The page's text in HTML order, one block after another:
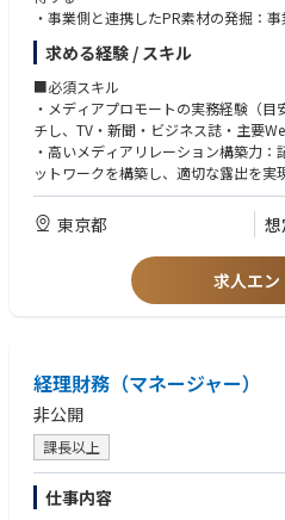
基盤の確立
【組織構成】
リスクマネジメント部 部長1名（コ
ジション
‐法務
マネージャー1名 30代中盤
リーダー ←募集中
メンバー2名 30前半、20代中盤
業務委託・派遣4名 30～40代
‐総務
リーダー1名 40代前半
メンバー2名 40代前半、20代中
・地道な仕組み化へのコミットメン
値を守り抜くミッションに誇りを持っ
な仕組み作りに情熱を注げるマインド
・事業側と連携したPR素材の発掘：
タを引き出して言語化し、実行まで担う
・広報実務：プレスリリース等の企画
・認知拡大施策：イベント/ウェビナー
・効果測定と横展開：掲載クリッピン
提案
・守りの広報業務：公式SNS・サイ
理
を広げる可能性があります。
事業部サイドとの兼任 1名
求める経験 / スキル
■必須スキル
・メディアプロモートの実務経験（
チし、TV・新聞・ビジネス誌・主要
・高いメディアリレーション構築力
ットワークを構築し、適切な露出を実
・高度な文章力/編集力：プレスリリ
のトーン＆マナーを体現した発信がで
・ビジネス/IT/エンタメ系メディアの
・無形商材/BtoB領域でのPR経験
東京都
求人エン
経理財務（マネージャー）
非公開
課長以上
仕事内容